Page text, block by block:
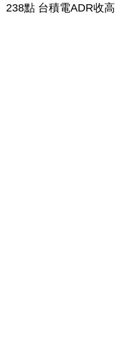
238點 台積電ADR收高